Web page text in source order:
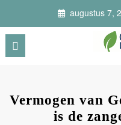
de
augustus 7,
Vermogen van
is de